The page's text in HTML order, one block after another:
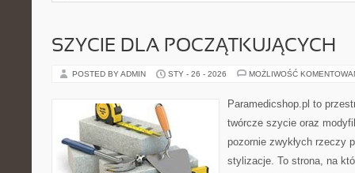
SZYCIE DLA POCZĄTKUJĄCYCH
POSTED BY ADMIN STY - 26 - 2026 MOŻLIWOŚĆ
Paramedicshop.pl to
twórcze szycie oraz
pozornie zwykłych rzeczy
stylizacje. To strona, na